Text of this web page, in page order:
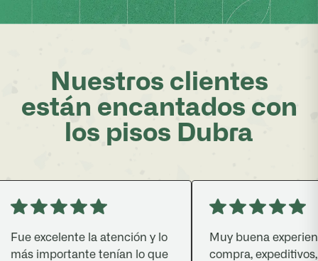
Nuestros clientes
están encantados con
los pisos Dubra
excelente la atención y lo
importante tenían lo que
Muy buena
compra, expeditivos,